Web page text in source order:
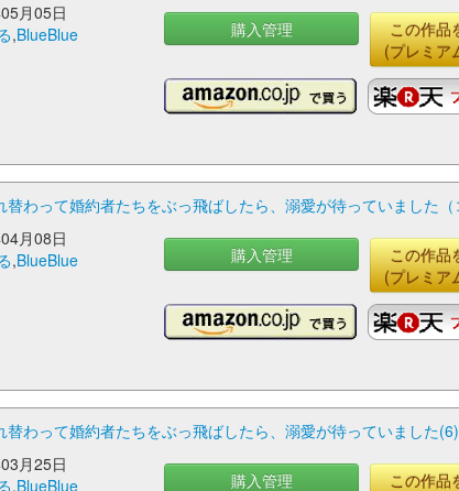
月05日
,BlueBlue
購入管理
この作品
(プレミア
わって婚約者たちをぶっ飛ばしたら、溺愛が待っていました
月08日
,BlueBlue
購入管理
この作品
(プレミア
わって婚約者たちをぶっ飛ばしたら、溺愛が待っていました
月25日
,BlueBlue
購入管理
この作品